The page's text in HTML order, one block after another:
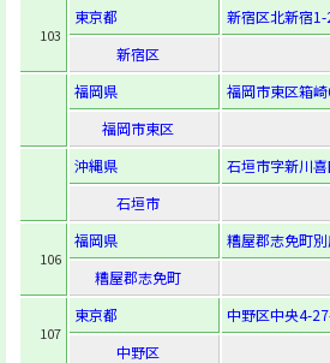
103
東京都
新宿区北新宿
新宿区
福岡県
福岡市東区箱
福岡市東区
沖縄県
石垣市字新川
石垣市
106
福岡県
糟屋郡志免町
糟屋郡志免町
107
東京都
中野区中央4-
中野区